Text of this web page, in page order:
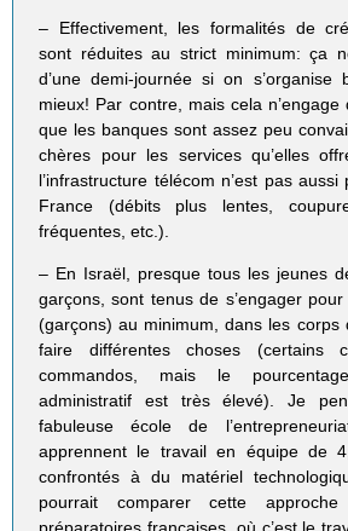
– Effectivement, les formalités de
sont réduites au strict minimum: ça
d’une demi-journée si on s’organise
mieux! Par contre, mais cela
que les banques sont assez peu
chères pour les services qu’elles
l’infrastructure télécom n’est pas aussi
France (débits plus lentes,
fréquentes, etc.).
– En Israël, presque tous les jeunes
garçons, sont tenus de s’engager
(garçons) au minimum, dans les corps
faire différentes choses (certains
commandos, mais le
administratif est très élevé). Je
fabuleuse école de
apprennent le travail en équipe de
confrontés à du matériel
pourrait comparer cette